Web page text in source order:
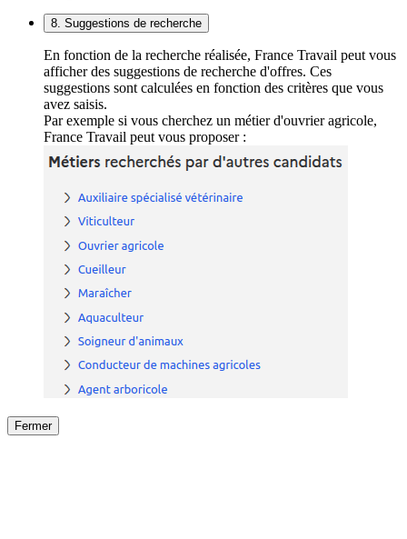
8. Suggestions de recherche
En fonction de la recherche réalisée, France Travail peut vous
afficher des suggestions de recherche d'offres. Ces
suggestions sont calculées en fonction des critères que vous
avez saisis.
Par exemple si vous cherchez un métier d'ouvrier agricole,
France Travail peut vous proposer :
Fermer